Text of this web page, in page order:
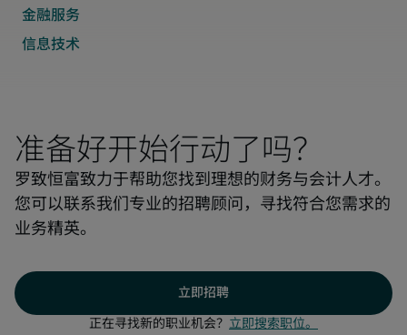
准备好开始行动了吗？
罗致恒富致力于帮助您找到理想的财务与会计人才。
您可以联系我们专业的招聘顾问，寻找符合您需求的
业务精英。
立即招聘
正在寻找新的职业机会？ 立即搜索职位。